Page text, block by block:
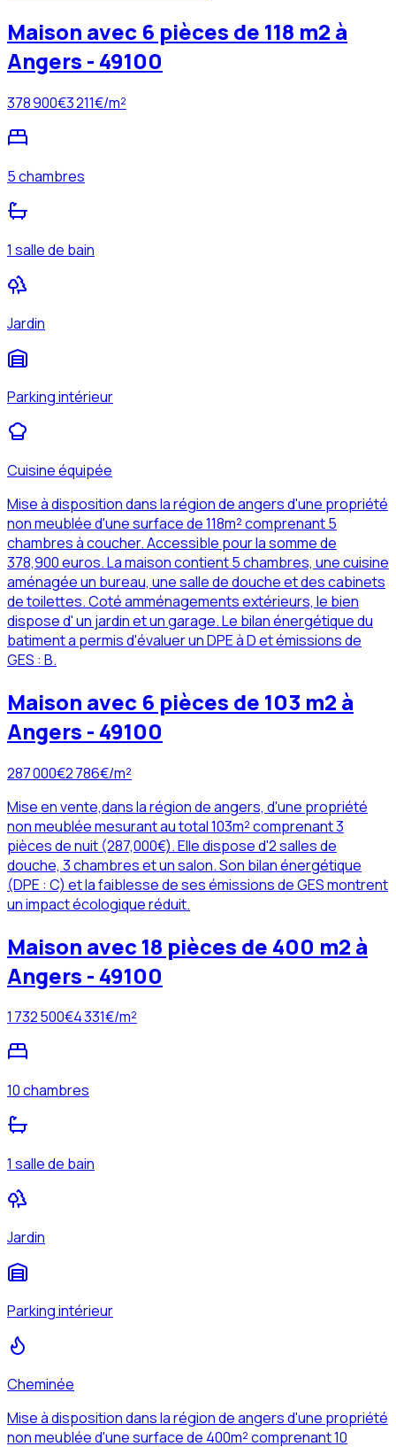
Maison avec 6 pièces de 118 m2 à
Angers - 49100
378 900€3 211€/m²
5 chambres
1 salle de bain
Jardin
Parking intérieur
Cuisine équipée
Mise à disposition dans la région de angers d'une propriété
non meublée d'une surface de 118m² comprenant 5
chambres à coucher. Accessible pour la somme de
378,900 euros. La maison contient 5 chambres, une cuisine
aménagée un bureau, une salle de douche et des cabinets
de toilettes. Coté amménagements extérieurs, le bien
dispose d' un jardin et un garage. Le bilan énergétique du
batiment a permis d'évaluer un DPE à D et émissions de
GES : B.
Maison avec 6 pièces de 103 m2 à
Angers - 49100
287 000€2 786€/m²
Mise en vente,dans la région de angers, d'une propriété
non meublée mesurant au total 103m² comprenant 3
pièces de nuit (287,000€). Elle dispose d'2 salles de
douche, 3 chambres et un salon. Son bilan énergétique
(DPE : C) et la faiblesse de ses émissions de GES montrent
un impact écologique réduit.
Maison avec 18 pièces de 400 m2 à
Angers - 49100
1 732 500€4 331€/m²
10 chambres
1 salle de bain
Jardin
Parking intérieur
Cheminée
Mise à disposition dans la région de angers d'une propriété
non meublée d'une surface de 400m² comprenant 10